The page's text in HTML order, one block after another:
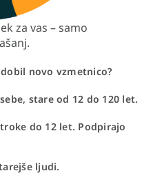
za vas – samo
novo vzmetnico?
stare od 12 do 120 let.
do 12 let. Podpirajo
ljudi.